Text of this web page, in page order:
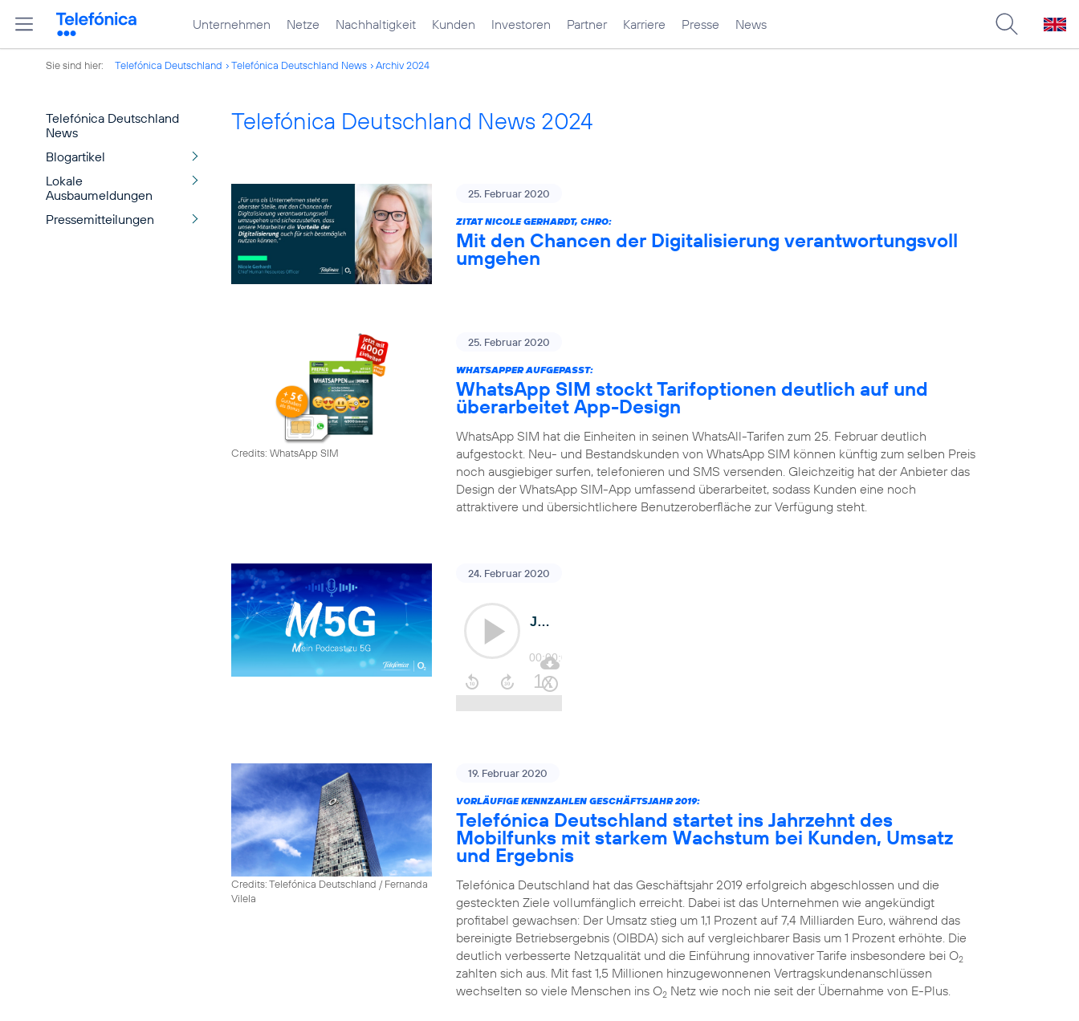
Unternehmen Netze Nachhaltigkeit Kunden Investoren Partner Karriere Presse News
Sie sind hier: Telefónica Deutschland Telefónica Deutschland News Archiv 2024
Telefónica Deutschland
News
Blogartikel
Lokale
Ausbaumeldungen
Pressemitteilungen
Telefónica Deutschland News 2024
25. Februar 2020
ZITAT NICOLE GERHARDT, CHRO:
Mit den Chancen der Digitalisierung verantwortungsvoll
umgehen
Credits: WhatsApp SIM
25. Februar 2020
WHATSAPPER AUFGEPASST:
WhatsApp SIM stockt Tarifoptionen deutlich auf und
überarbeitet App-Design
WhatsApp SIM hat die Einheiten in seinen WhatsAll-Tarifen zum 25. Februar deutlich
aufgestockt. Neu- und Bestandskunden von WhatsApp SIM können künftig zum selben Preis
noch ausgiebiger surfen, telefonieren und SMS versenden. Gleichzeitig hat der Anbieter das
Design der WhatsApp SIM-App umfassend überarbeitet, sodass Kunden eine noch
attraktivere und übersichtlichere Benutzeroberfläche zur Verfügung steht.
24. Februar 2020
Credits: Telefónica Deutschland / Fernanda
Vilela
19. Februar 2020
VORLÄUFIGE KENNZAHLEN GESCHÄFTSJAHR 2019:
Telefónica Deutschland startet ins Jahrzehnt des
Mobilfunks mit starkem Wachstum bei Kunden, Umsatz
und Ergebnis
Telefónica Deutschland hat das Geschäftsjahr 2019 erfolgreich abgeschlossen und die
gesteckten Ziele vollumfänglich erreicht. Dabei ist das Unternehmen wie angekündigt
profitabel gewachsen: Der Umsatz stieg um 1,1 Prozent auf 7,4 Milliarden Euro, während das
bereinigte Betriebsergebnis (OIBDA) sich auf vergleichbarer Basis um 1 Prozent erhöhte. Die
deutlich verbesserte Netzqualität und die Einführung innovativer Tarife insbesondere bei O2
zahlten sich aus. Mit fast 1,5 Millionen hinzugewonnenen Vertragskundenanschlüssen
wechselten so viele Menschen ins O2 Netz wie noch nie seit der Übernahme von E-Plus.